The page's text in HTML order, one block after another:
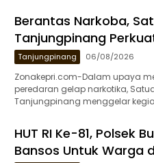
Berantas Narkoba,
Tanjungpinang
Tanjungpinang 06/08/2026
Zonakepri.com-Dalam upaya
peredaran gelap narkotika,
Tanjungpinang menggelar
HUT RI Ke-81, Polsek
Bansos Untuk Warga